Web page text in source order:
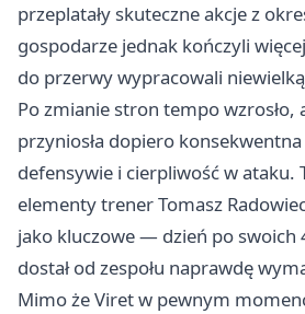
przeplatały skuteczne akcje z
gospodarze jednak kończyli
do przerwy wypracowali
Po zmianie stron tempo wzrosło,
przyniosła dopiero konsekwentna
defensywie i cierpliwość w ataku.
elementy trener Tomasz
jako kluczowe — dzień po swoich
dostał od zespołu naprawdę
Mimo że Viret w pewnym